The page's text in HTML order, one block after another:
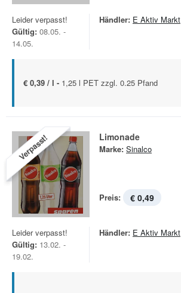
Leider verpasst!
Gültig: 08.05. -
14.05.
Händler: E Aktiv Markt
€ 0,39 / l - 1,25 l PET zzgl. 0.25 Pfand
Verpasst! Limonade
Marke: Sinalco
Preis: € 0,49
Leider verpasst!
Gültig: 13.02. -
19.02.
Händler: E Aktiv Markt